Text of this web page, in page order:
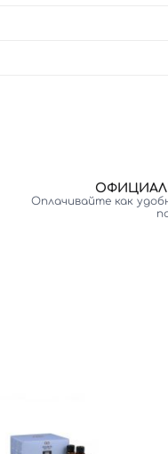
Оплачивайте как